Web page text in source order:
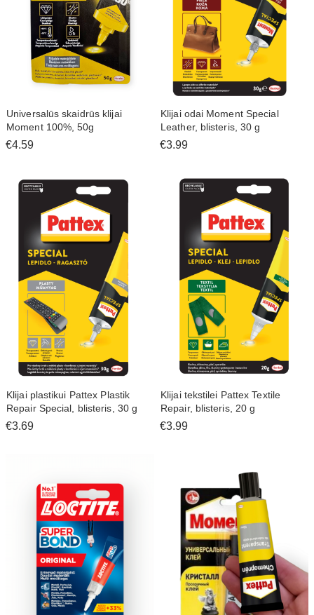
Universalūs skaidrūs klijai
Moment 100%, 50g
€4.59
Klijai odai Moment Special
Leather, blisteris, 30 g
€3.99
Klijai plastikui Pattex Plastik
Repair Special, blisteris, 30 g
€3.69
Klijai tekstilei Pattex Textile
Repair, blisteris, 20 g
€3.99